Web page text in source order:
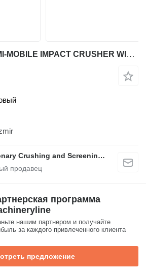
Fabo PRO-150 SEMI-MOBILE IMPACT CRUSHER WITH WOBBLER SYSTEM
FABO Mobile & Stationary Crushing and Screening Plants | Concrete Batching Plants Manufacturer
программа
нашим партнером и получайте
за каждого привлеченного клиента
предложение